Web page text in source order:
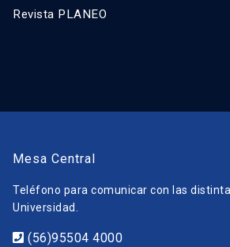
Revista PLANEO
Mesa Central
Teléfono para comunicar con las
Universidad.
(56)95504 4000